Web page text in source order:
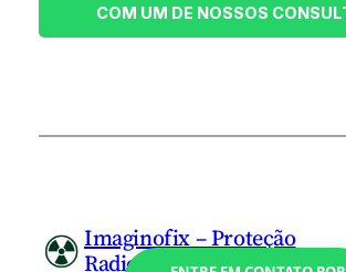
Imaginofix – Proteção
Radiológica